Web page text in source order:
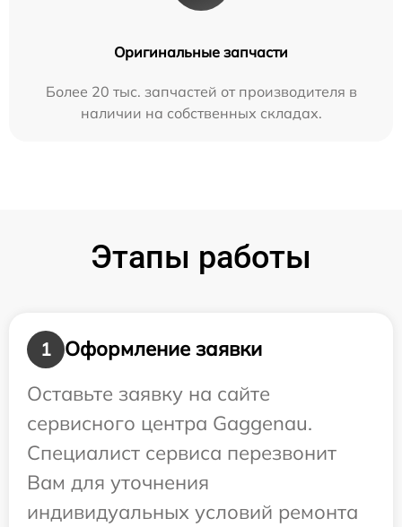
Оригинальные запчасти
Более 20 тыс. запчастей от производителя в
наличии на собственных складах.
Этапы работы
1
Оформление заявки
Оставьте заявку на сайте
сервисного центра Gaggenau.
Специалист сервиса перезвонит
Вам для уточнения
индивидуальных условий ремонта